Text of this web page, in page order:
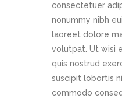
consectetuer
nonummy nibh
laoreet dolore
volutpat. Ut wisi
quis nostrud
suscipit lobortis
commodo